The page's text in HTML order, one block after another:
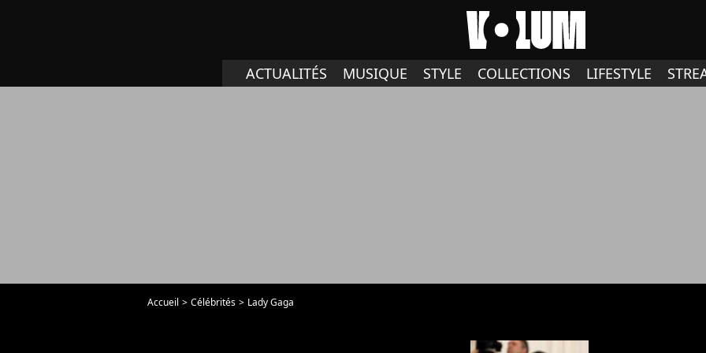
ACTUALITÉS MUSIQUE STYLE COLLECTIONS LIFESTYLE
Accueil Célébrités Lady Gaga